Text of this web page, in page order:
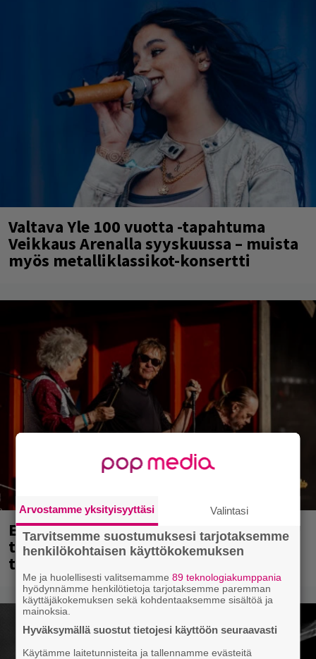
Valtava Yle 100 vuotta -tapahtuma
Veikkaus Arenalla syyskuussa – muista
myös metalliklassikot-konsertti
Eppu Normaalin viimeinen keikka
tänään – katso kuvagalleria torstailta
täältä
Arvostamme yksityisyyttäsi Valintasi
Tarvitsemme suostumuksesi tarjotaksemme
henkilökohtaisen käyttökokemuksen
Me ja huolellisesti valitsemamme89 teknologiakumppania
hyödynnämme henkilötietoja tarjotaksemme paremman
käyttäjäkokemuksen sekä kohdentaaksemme sisältöä ja
mainoksia.
Hyväksymällä suostut tietojesi käyttöön seuraavasti
Käytämme laitetunnisteita ja tallennamme evästeitä